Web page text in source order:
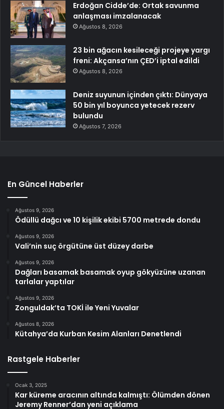
Erdoğan Cidde’de: Ortak savunma
anlaşması imzalanacak
Ağustos 8, 2026
23 bin ağacın kesileceği projeye yargı
freni: Akçansa’nın ÇED’i iptal edildi
Ağustos 8, 2026
Deniz suyunun içinden çıktı: Dünyaya
50 bin yıl boyunca yetecek rezerv
bulundu
Ağustos 7, 2026
En Güncel Haberler
Ağustos 9, 2026
Ödüllü dağcı ve 10 kişilik ekibi 5700 metrede dondu
Ağustos 9, 2026
Vali’nin suç örgütüne üst düzey darbe
Ağustos 9, 2026
Dağları basamak basamak oyup gökyüzüne uzanan
tarlalar yaptılar
Ağustos 9, 2026
Zonguldak’ta TOKİ ile Yeni Yuvalar
Ağustos 8, 2026
Kütahya’da Kurban Kesim Alanları Denetlendi
Rastgele Haberler
Ocak 3, 2025
Kar küreme aracının altında kalmıştı: Ölümden dönen
Jeremy Renner’dan yeni açıklama